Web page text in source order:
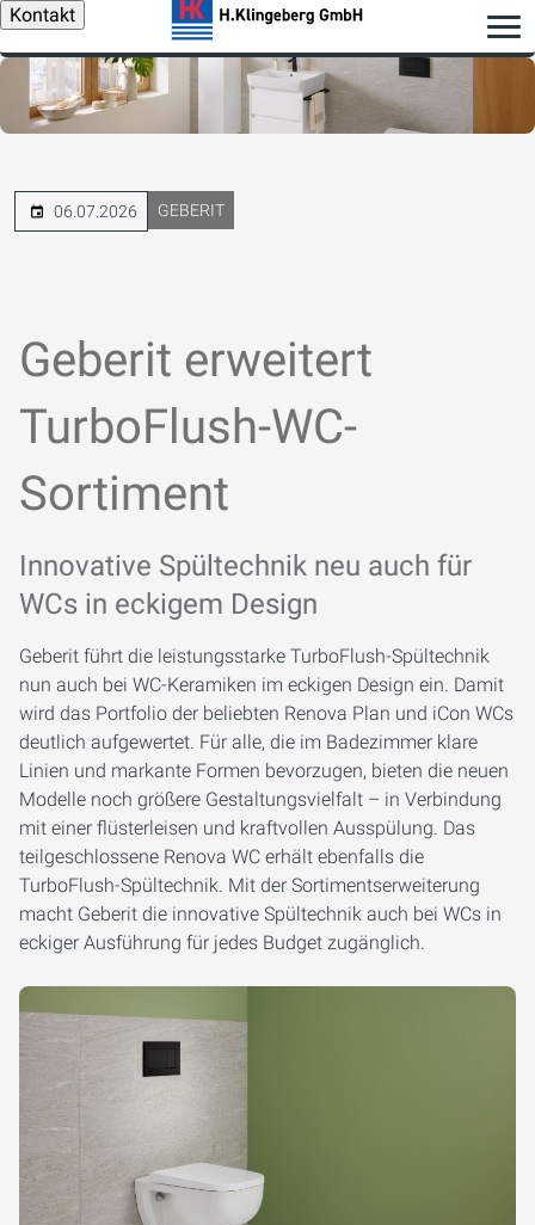
Kontakt
06.07.2026 GEBERIT
Geberit erweitert
TurboFlush-WC-
Sortiment
Innovative Spültechnik neu auch für
WCs in eckigem Design
Geberit führt die leistungsstarke TurboFlush-Spültechnik
nun auch bei WC-Keramiken im eckigen Design ein. Damit
wird das Portfolio der beliebten Renova Plan und iCon WCs
deutlich aufgewertet. Für alle, die im Badezimmer klare
Linien und markante Formen bevorzugen, bieten die neuen
Modelle noch größere Gestaltungsvielfalt – in Verbindung
mit einer flüsterleisen und kraftvollen Ausspülung. Das
teilgeschlossene Renova WC erhält ebenfalls die
TurboFlush-Spültechnik. Mit der Sortimentserweiterung
macht Geberit die innovative Spültechnik auch bei WCs in
eckiger Ausführung für jedes Budget zugänglich.